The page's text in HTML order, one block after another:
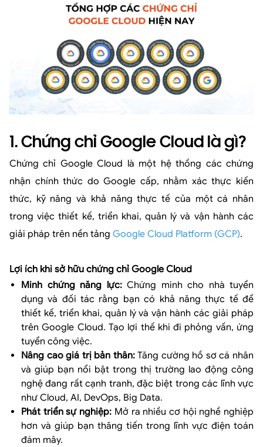
1. Chứng chỉ Google Cloud là gì?
Chứng chỉ Google Cloud là một hệ thống các chứng
nhận chính thức do Google cấp, nhằm xác thực kiến
thức, kỹ năng và khả năng thực tế của một cá nhân
trong việc thiết kế, triển khai, quản lý và vận hành các
giải pháp trên nền tảng Google Cloud Platform (GCP).
Lợi ích khi sở hữu chứng chỉ Google Cloud
Minh chứng năng lực:Chứng minh cho nhà tuyển
dụng và đối tác rằng bạn có khả năng thực tế để
thiết kế, triển khai, quản lý và vận hành các giải pháp
trên Google Cloud. Tạo lợi thế khi đi phỏng vấn, ứng
tuyển công việc.
Nâng cao giá trị bản thân:Tăng cường hồ sơ cá nhân
và giúp bạn nổi bật trong thị trường lao động công
nghệ đang rất cạnh tranh, đặc biệt trong các lĩnh vực
như Cloud, AI, DevOps, Big Data.
Phát triển sự nghiệp: Mở ra nhiều cơ hội nghề nghiệp
hơn và giúp bạn thăng tiến trong lĩnh vực điện toán
đám mây.